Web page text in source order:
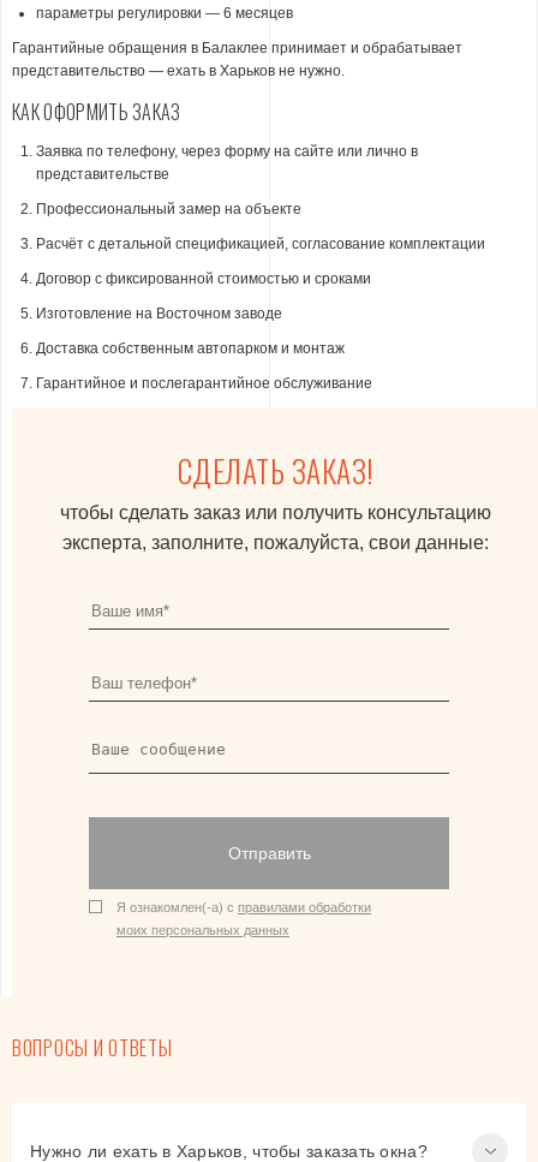
параметры регулировки — 6 месяцев
Гарантийные обращения в Балаклее принимает и обрабатывает
представительство — ехать в Харьков не нужно.
КАК ОФОРМИТЬ ЗАКАЗ
Заявка по телефону, через форму на сайте или лично в
представительстве
Профессиональный замер на объекте
Расчёт с детальной спецификацией, согласование комплектации
Договор с фиксированной стоимостью и сроками
Изготовление на Восточном заводе
Доставка собственным автопарком и монтаж
Гарантийное и послегарантийное обслуживание
СДЕЛАТЬ ЗАКАЗ!
чтобы сделать заказ или получить консультацию
эксперта, заполните, пожалуйста, свои данные:
Отправить
Я ознакомлен(-а) с правилами обработки
моих персональных данных
ВОПРОСЫ И ОТВЕТЫ
Нужно ли ехать в Харьков, чтобы заказать окна?